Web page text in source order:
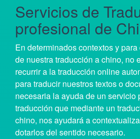
Servicios de
profesional de
En determinados contextos y
de nuestra traducción a chino, no
recurrir a la traducción online
para traducir nuestros textos o
necesaria la ayuda de un servicio
traducción que mediante un
chino, nos ayudará a
dotarlos del sentido necesario.